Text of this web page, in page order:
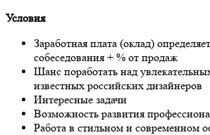
Условия
Заработная плата (оклад)
собеседования + % от продаж
Шанс поработать над
известных российских дизайнеров
Интересные задачи
Возможность развития
Работа в стильном и современном